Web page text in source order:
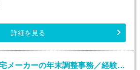
詳細を見る
経理・財務(大手住宅メーカーの年末調整事務／経験者限定・短期)